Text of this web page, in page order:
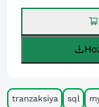
tranzaksiya sql